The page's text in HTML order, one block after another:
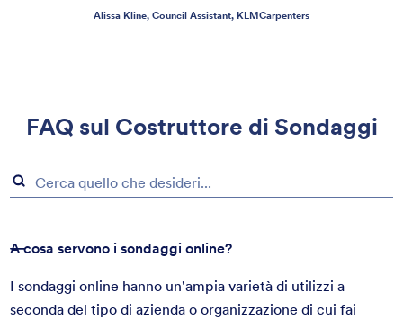
Alissa Kline, Council Assistant, KLMCarpenters
FAQ sul Costruttore di Sondaggi
A cosa servono i sondaggi online?
I sondaggi online hanno un'ampia varietà di utilizzi a
seconda del tipo di azienda o organizzazione di cui fai